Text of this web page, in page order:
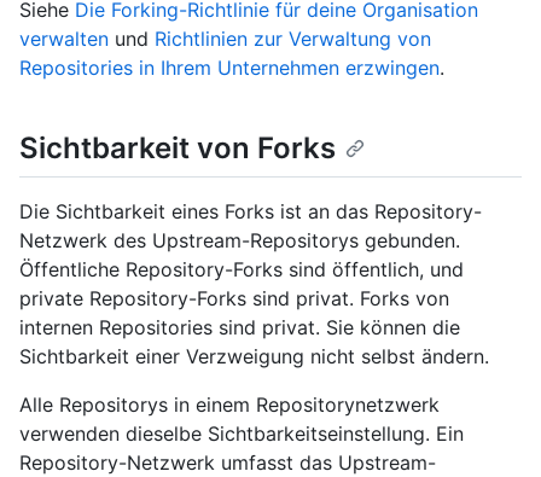
Siehe Die Forking-Richtlinie für deine Organisation
verwalten und Richtlinien zur Verwaltung von
Repositories in Ihrem Unternehmen erzwingen.
Sichtbarkeit von Forks
Die Sichtbarkeit eines Forks ist an das Repository-
Netzwerk des Upstream-Repositorys gebunden.
Öffentliche Repository-Forks sind öffentlich, und
private Repository-Forks sind privat. Forks von
internen Repositories sind privat. Sie können die
Sichtbarkeit einer Verzweigung nicht selbst ändern.
Alle Repositorys in einem Repositorynetzwerk
verwenden dieselbe Sichtbarkeitseinstellung. Ein
Repository-Netzwerk umfasst das Upstream-